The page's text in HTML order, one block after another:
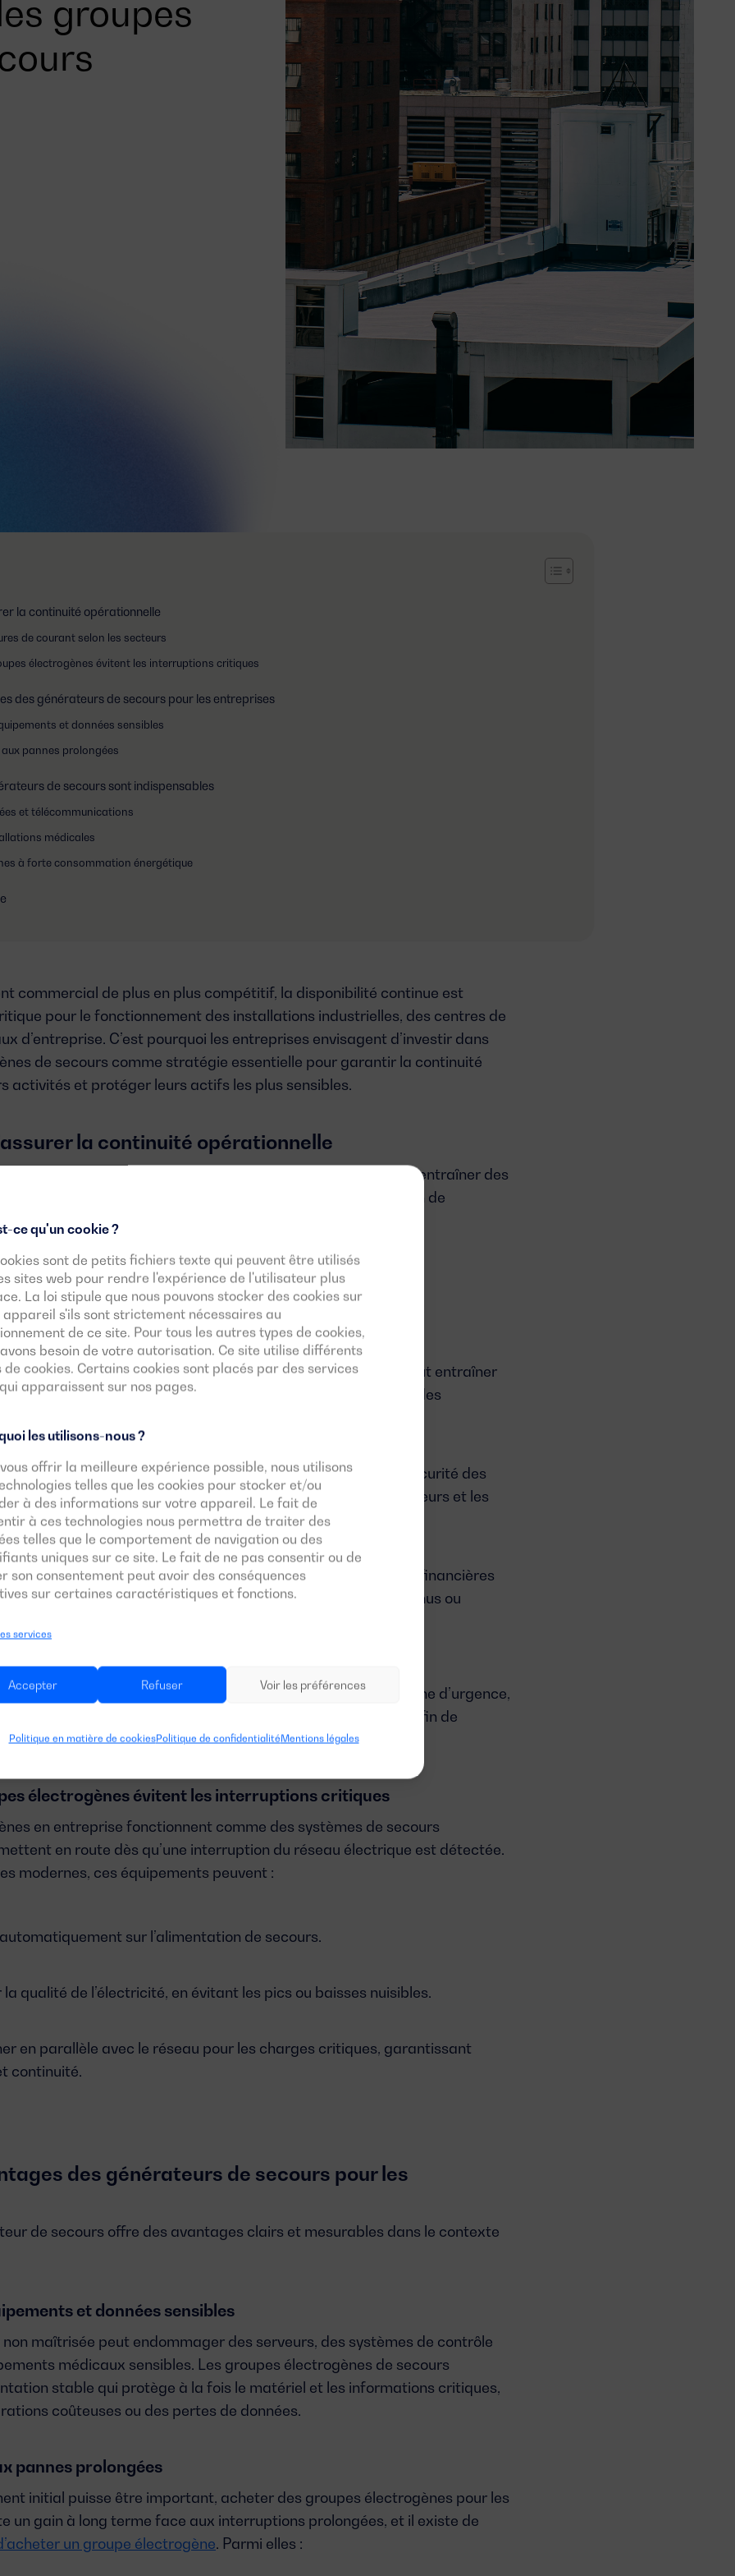
ce qu'un cookie ?
sont de petits fichiers texte qui peuvent être utilisés
sites web pour rendre l'expérience de l'utilisateur plus
La loi stipule que nous pouvons stocker des cookies sur
s'ils sont strictement nécessaires au
de ce site. Pour tous les autres types de cookies,
besoin de votre autorisation. Ce site utilise différents
de cookies. Certains cookies sont placés par des services
apparaissent sur nos pages.
les utilisons-nous ?
offrir la meilleure expérience possible, nous utilisons
telles que les cookies pour stocker et/ou
à des informations sur votre appareil. Le fait de
à ces technologies nous permettra de traiter des
telles que le comportement de navigation ou des
uniques sur ce site. Le fait de ne pas consentir ou de
son consentement peut avoir des conséquences
sur certaines caractéristiques et fonctions.
services
Accepter Refuser Voir les préférences
Politique en matière de cookiesPolitique de confidentialitéMentions légales
groupes
la continuité opérationnelle
de courant selon les secteurs
électrogènes évitent les interruptions critiques
des générateurs de secours pour les entreprises
et données sensibles
pannes prolongées
de secours sont indispensables
et télécommunications
médicales
à forte consommation énergétique
commercial de plus en plus compétitif, la disponibilité continue est
pour le fonctionnement des installations industrielles, des centres de
d’entreprise. C’est pourquoi les entreprises envisagent d’investir dans
de secours comme stratégie essentielle pour garantir la continuité
activités et protéger leurs actifs les plus sensibles.
la continuité opérationnelle
de toute industrie moderne. Une interruption imprévue peut entraîner des
des équipements critiques et affecter la réputation de
de courant selon les secteurs
électrique peut avoir des conséquences très différentes :
données et télécommunications :La perte d’alimentation peut entraîner
de service, la perte de données et des dommages sur des
de grande valeur.
installations médicales :Les coupures compromettent la sécurité des
le fonctionnement d’équipements vitaux tels que les respirateurs et les
surveillance.
et usines :L’arrêt de la production peut provoquer des pertes financières
en particulier dans les secteurs ayant des processus continus ou
de procéder à un investissement dans un groupe électrogène d’urgence,
, afin de
est pertinent et utile pour l’entreprise.
électrogènes évitent les interruptions critiques
en entreprise fonctionnent comme des systèmes de secours
en route dès qu’une interruption du réseau électrique est détectée.
modernes, ces équipements peuvent :
sur l’alimentation de secours.
qualité de l’électricité, en évitant les pics ou baisses nuisibles.
en parallèle avec le réseau pour les charges critiques, garantissant
continuité.
des générateurs de secours pour les
de secours offre des avantages clairs et mesurables dans le contexte
et données sensibles
maîtrisée peut endommager des serveurs, des systèmes de contrôle
médicaux sensibles. Les groupes électrogènes de secours
stable qui protège à la fois le matériel et les informations critiques,
coûteuses ou des pertes de données.
pannes prolongées
initial puisse être important, acheter des groupes électrogènes pour les
un gain à long terme face aux interruptions prolongées, et il existe de
un groupe électrogène. Parmi elles :